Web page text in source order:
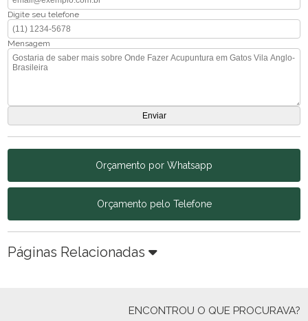
Digite seu telefone
Mensagem
Orçamento por Whatsapp
Orçamento pelo Telefone
Páginas Relacionadas
ENCONTROU O QUE PROCURAVA?